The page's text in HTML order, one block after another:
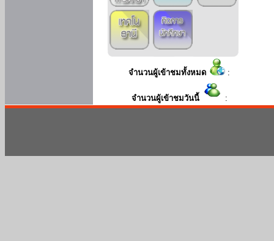
จำนวนผู้เข้าชมทั้งหมด :
จำนวนผู้เข้าชมวันนี้ :